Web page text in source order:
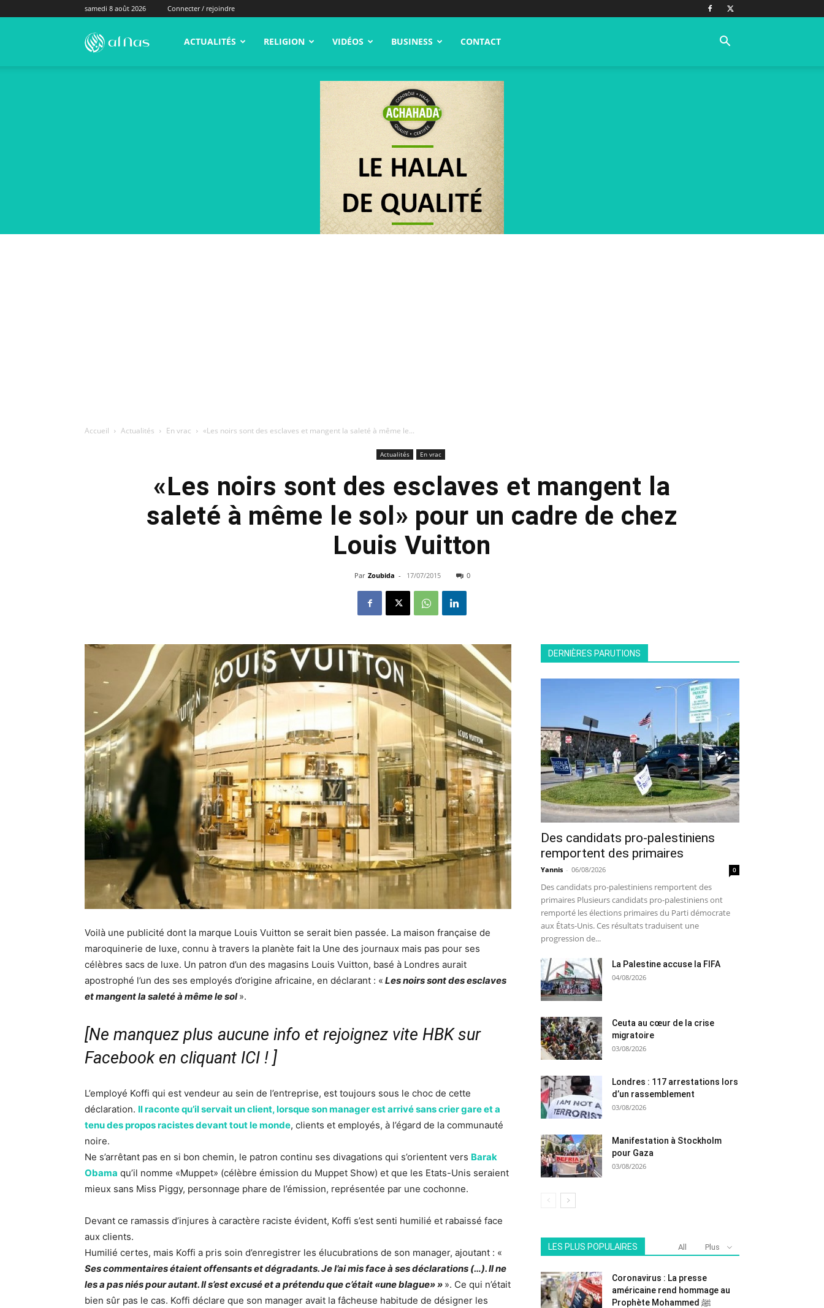
samedi 8 août 2026 Connecter / rejoindre
alNas.fr ACTUALITÉS RELIGION VIDÉOS BUSINESS CONTACT
Accueil Actualités En vrac «Les noirs sont des esclaves et mangent la saleté à même le...
Actualités En vrac
«Les noirs sont des esclaves et mangent la
saleté à même le sol» pour un cadre de chez
Louis Vuitton
Par Zoubida - 17/07/2015 0
Voilà une publicité dont la marque Louis Vuitton se serait bien passée. La maison française de
maroquinerie de luxe, connu à travers la planète fait la Une des journaux mais pas pour ses
célèbres sacs de luxe. Un patron d’un des magasins Louis Vuitton, basé à Londres aurait
apostrophé l’un des ses employés d’origine africaine, en déclarant : « Les noirs sont des esclaves
et mangent la saleté à même le sol ».
[Ne manquez plus aucune info et rejoignez vite HBK sur
Facebook en cliquant ICI ! ]
L’employé Koffi qui est vendeur au sein de l’entreprise, est toujours sous le choc de cette
déclaration. Il raconte qu’il servait un client, lorsque son manager est arrivé sans crier gare et a
tenu des propos racistes devant tout le monde, clients et employés, à l’égard de la communauté
noire.
Ne s’arrêtant pas en si bon chemin, le patron continu ses divagations qui s’orientent vers Barak
Obama qu’il nomme «Muppet» (célèbre émission du Muppet Show) et que les Etats-Unis seraient
mieux sans Miss Piggy, personnage phare de l’émission, représentée par une cochonne.
Devant ce ramassis d’injures à caractère raciste évident, Koffi s’est senti humilié et rabaissé face
aux clients.
Humilié certes, mais Koffi a pris soin d’enregistrer les élucubrations de son manager, ajoutant : «
Ses commentaires étaient offensants et dégradants. Je l’ai mis face à ses déclarations (…). Il ne
les a pas niés pour autant. Il s’est excusé et a prétendu que c’était «une blague» » ». Ce qui n’était
bien sûr pas le cas. Koffi déclare que son manager avait la fâcheuse habitude de désigner les
DERNIÈRES PARUTIONS
Des candidats pro-palestiniens
remportent des primaires
Yannis - 06/08/2026 0
Des candidats pro-palestiniens remportent des
primaires Plusieurs candidats pro-palestiniens ont
remporté les élections primaires du Parti démocrate
aux États-Unis. Ces résultats traduisent une
progression de...
La Palestine accuse la FIFA
04/08/2026
Ceuta au cœur de la crise
migratoire
03/08/2026
Londres : 117 arrestations lors
d’un rassemblement
03/08/2026
Manifestation à Stockholm
pour Gaza
03/08/2026
LES PLUS POPULAIRES All Plus
Coronavirus : La presse
américaine rend hommage au
Prophète Mohammed ﷺ